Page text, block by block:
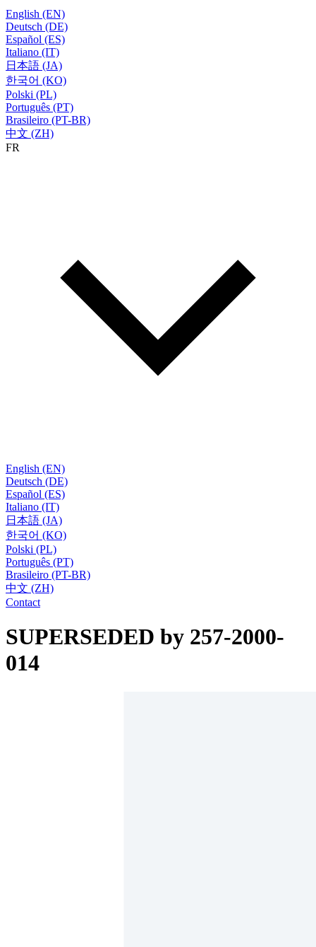
English (EN)
Deutsch (DE)
Español (ES)
Italiano (IT)
日本語 (JA)
한국어 (KO)
Polski (PL)
Português (PT)
Brasileiro (PT-BR)
中文 (ZH)
FR
English (EN)
Deutsch (DE)
Español (ES)
Italiano (IT)
日本語 (JA)
한국어 (KO)
Polski (PL)
Português (PT)
Brasileiro (PT-BR)
中文 (ZH)
Contact
SUPERSEDED by 257-2000-
014